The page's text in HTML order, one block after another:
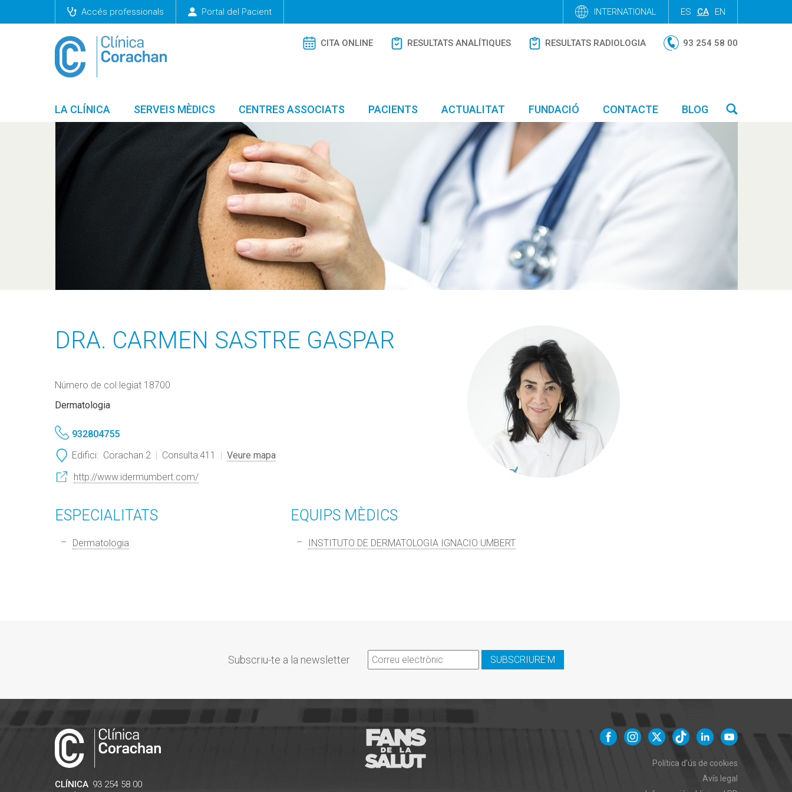
Accés professionals Portal del Pacient INTERNATIONAL ES CA EN
CITA ONLINE RESULTATS ANALÍTIQUES RESULTATS RADIOLOGIA 93 254 58 00
LA CLÍNICA SERVEIS MÈDICS CENTRES ASSOCIATS PACIENTS ACTUALITAT FUNDACIÓ CONTACTE BLOG
DRA. CARMEN SASTRE GASPAR
Número de col·legiat 18700
Dermatologia
932804755
Edifici: Corachan 2 Consulta:411
Veure mapa
http://www.idermumbert.com/
ESPECIALITATS
Dermatologia
EQUIPS MÈDICS
INSTITUTO DE DERMATOLOGIA IGNACIO UMBERT
Subscriu-te a la newsletter SUBSCRIURE'M
CLÍNICA 93 254 58 00
Política d'ús de cookies
Avís legal